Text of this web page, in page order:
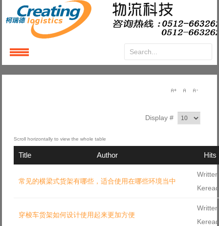
Display #
Title Author Hits
常见的横梁式货架有哪些，适合使用在哪些环境当中
Keread
穿梭车货架如何设计使用起来更加方便
Keread
LoginorRegister
Password